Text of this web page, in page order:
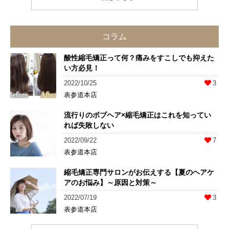
コラム
酸性縮毛矯正って何？痛みをすこしでも抑えた
い方必見！
2022/10/25
3
表参道本店
流行りのボブヘア×縮毛矯正はこれを知ってい
れば失敗しない
2022/09/22
7
表参道本店
縮毛矯正専門サロンがお伝えする【夏のヘアケ
アのお悩み】～原因と対策～
2022/07/19
3
表参道本店